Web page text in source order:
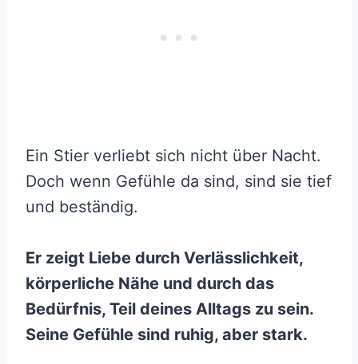
Ein Stier verliebt sich nicht über Nacht.
Doch wenn Gefühle da sind, sind sie tief
und beständig.
Er zeigt Liebe durch Verlässlichkeit,
körperliche Nähe und durch das
Bedürfnis, Teil deines Alltags zu sein.
Seine Gefühle sind ruhig, aber stark.